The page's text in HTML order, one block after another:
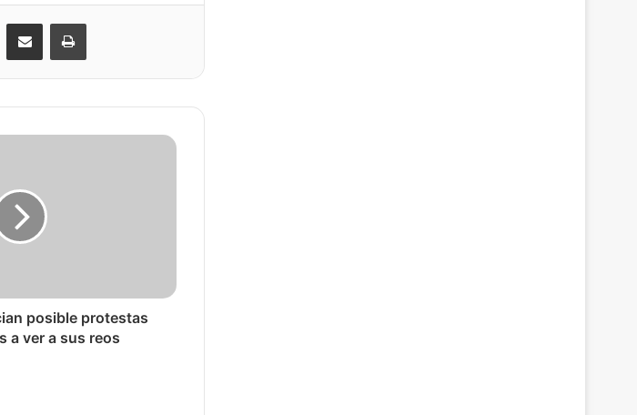
Share via Email Print
posible protestas
a ver a sus reos